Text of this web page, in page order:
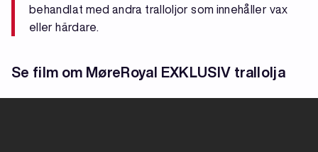
behandlat med andra tralloljor som innehåller vax
eller härdare.
Se film om MøreRoyal EXKLUSIV trallolja